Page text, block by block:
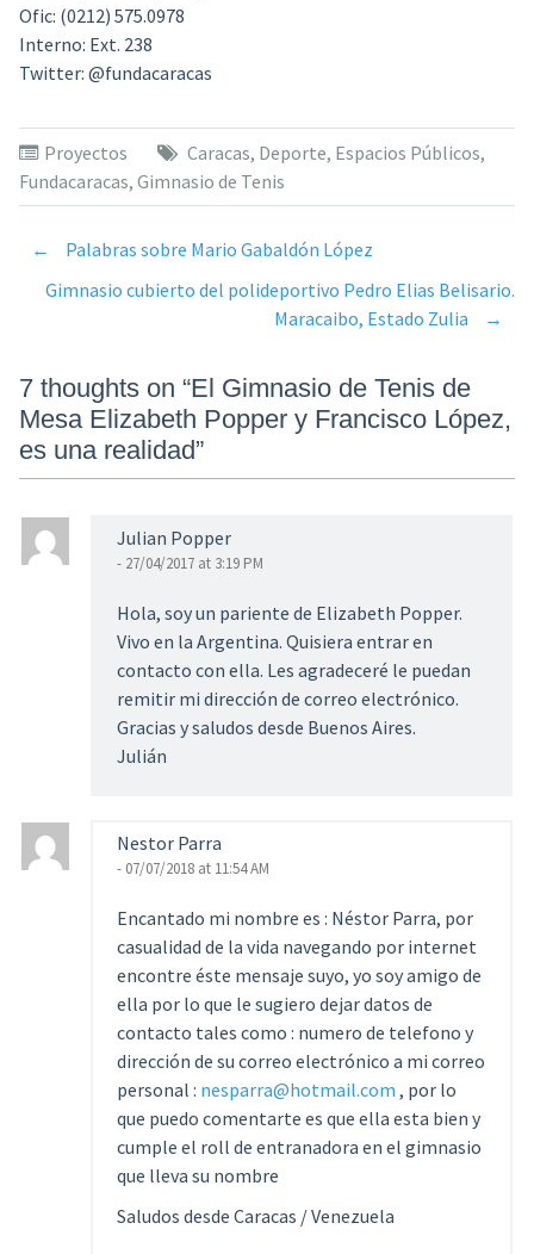
Ofic: (0212) 575.0978
Interno: Ext. 238
Twitter: @fundacaracas
Proyectos Caracas, Deporte, Espacios Públicos,
Fundacaracas, Gimnasio de Tenis
Post
←
Palabras sobre Mario Gabaldón López
Gimnasio cubierto del polideportivo Pedro Elias Belisario.
Maracaibo, Estado Zulia
→
7 thoughts on “El Gimnasio de Tenis de
Mesa Elizabeth Popper y Francisco López,
es una realidad”
Julian Popper
- 27/04/2017 at 3:19 PM
Hola, soy un pariente de Elizabeth Popper.
Vivo en la Argentina. Quisiera entrar en
contacto con ella. Les agradeceré le puedan
remitir mi dirección de correo electrónico.
Gracias y saludos desde Buenos Aires.
Julián
Nestor Parra
- 07/07/2018 at 11:54 AM
Encantado mi nombre es : Néstor Parra, por
casualidad de la vida navegando por internet
encontre éste mensaje suyo, yo soy amigo de
ella por lo que le sugiero dejar datos de
contacto tales como : numero de telefono y
dirección de su correo electrónico a mi correo
personal : nesparra@hotmail.com , por lo
que puedo comentarte es que ella esta bien y
cumple el roll de entranadora en el gimnasio
que lleva su nombre
Saludos desde Caracas / Venezuela